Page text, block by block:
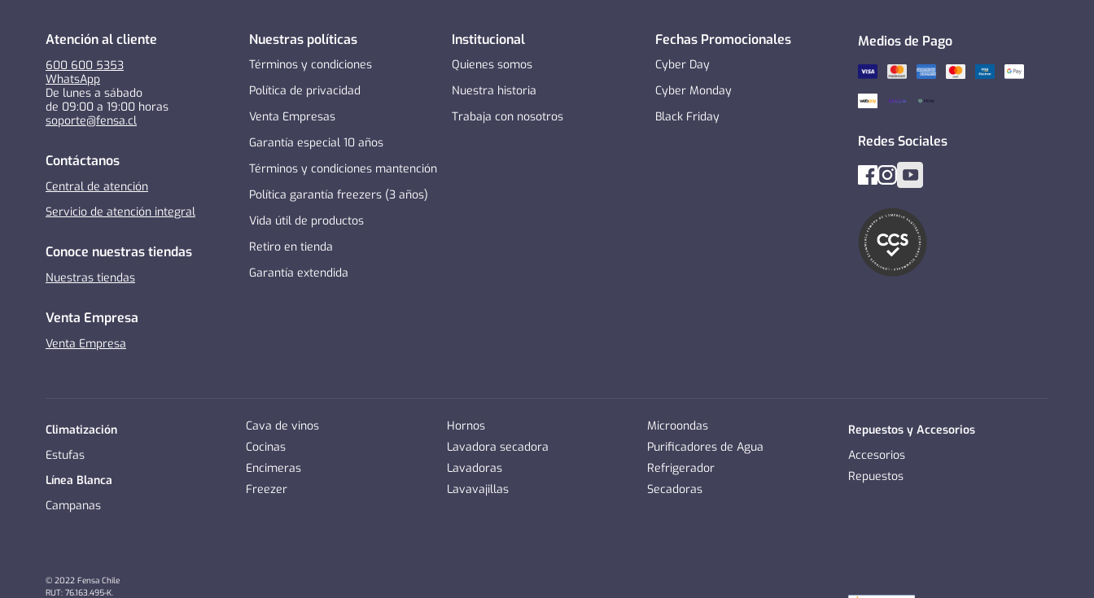
Atención al cliente
600 600 5353
WhatsApp
De lunes a sábado
de 09:00 a 19:00 horas
soporte@fensa.cl
Contáctanos
Central de atención
Servicio de atención integral
Conoce nuestras tiendas
Nuestras tiendas
Venta Empresa
Venta Empresa
Nuestras políticas
Términos y condiciones
Política de privacidad
Venta Empresas
Garantía especial 10 años
Términos y condiciones mantención
Política garantía freezers (3 años)
Vida útil de productos
Retiro en tienda
Garantía extendida
Institucional
Quienes somos
Nuestra historia
Trabaja con nosotros
Fechas Promocionales
Cyber Day
Cyber Monday
Black Friday
Medios de Pago
Redes Sociales
Climatización
Estufas
Línea Blanca
Campanas
Cava de vinos
Cocinas
Encimeras
Freezer
Hornos
Lavadora secadora
Lavadoras
Lavavajillas
Microondas
Purificadores de Agua
Refrigerador
Secadoras
Repuestos y Accesorios
Accesorios
Repuestos
© 2022 Fensa Chile
RUT: 76.163.495-K.